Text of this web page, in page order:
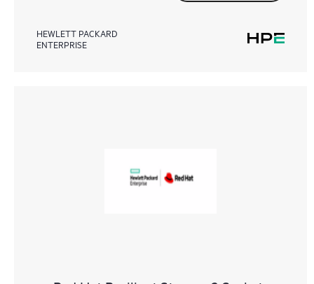
HEWLETT PACKARD
ENTERPRISE